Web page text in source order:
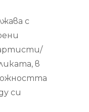
с
в
си